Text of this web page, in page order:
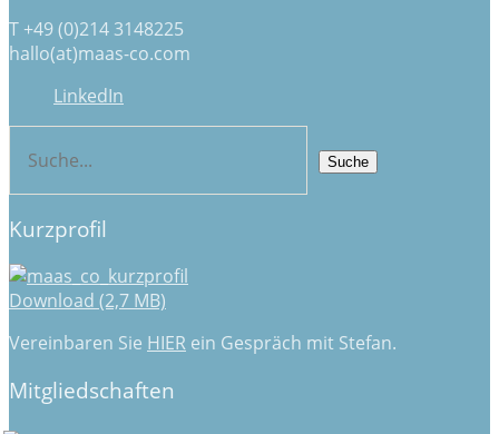
T +49 (0)214 3148225
hallo(at)maas-co.com
LinkedIn
Kurzprofil
Download (2,7 MB)
Vereinbaren Sie HIER ein Gespräch mit Stefan.
Mitgliedschaften